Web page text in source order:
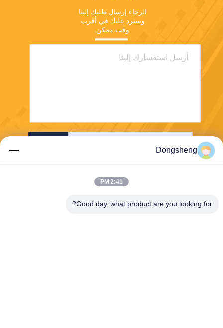
وقت ممكن.
Dongsheng
2:41 PM
Good day, what product are you looking for?